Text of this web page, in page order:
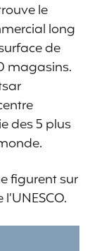
le
long
de
magasins.
des 5 plus
figurent sur